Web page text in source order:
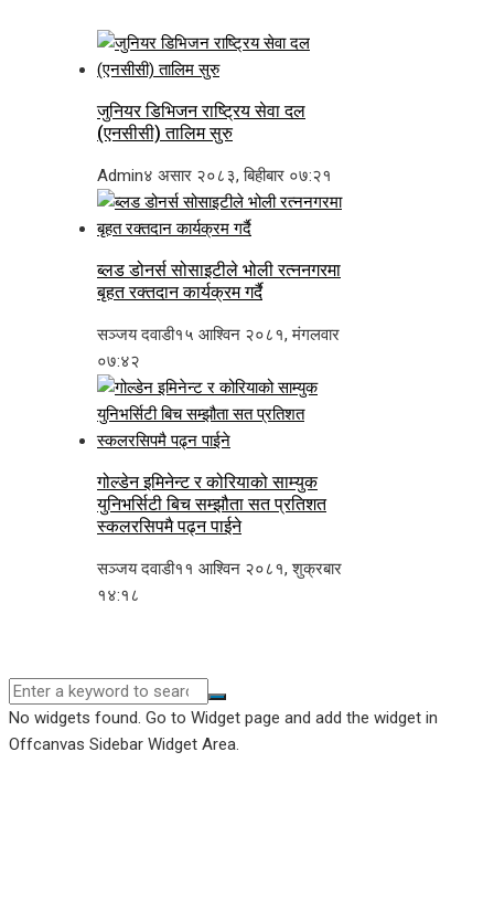
जुनियर डिभिजन राष्ट्रिय सेवा दल
(एनसीसी) तालिम सुरु
Admin४ असार २०८३, बिहीबार ०७:२१
ब्लड डोनर्स सोसाइटीले भोली रत्ननगरमा
बृहत रक्तदान कार्यक्रम गर्दै
सञ्जय दवाडी१५ आश्विन २०८१, मंगलवार
०७:४२
गोल्डेन इमिनेन्ट र कोरियाको साम्युक
युनिभर्सिटी बिच सम्झौता सत प्रतिशत
स्कलरसिपमै पढ्न पाईने
सञ्जय दवाडी११ आश्विन २०८१, शुक्रबार
१४:१८
No widgets found. Go to Widget page and add the widget in
Offcanvas Sidebar Widget Area.